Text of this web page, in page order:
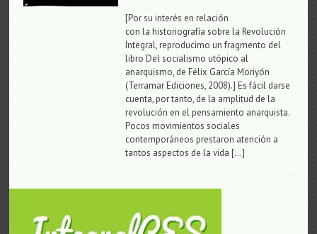
[Por su interés en relación
con la historiografía sobre la Revolución
Integral, reproducimo un fragmento del
libro Del socialismo utópico al
anarquismo, de Félix García Moriyón
(Terramar Ediciones, 2008).] Es fácil darse
cuenta, por tanto, de la amplitud de la
revolución en el pensamiento anarquista.
Pocos movimientos sociales
contemporáneos prestaron atención a
tantos aspectos de la vida […]